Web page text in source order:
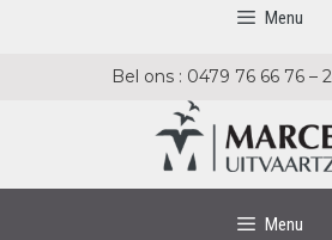
Menu
Bel ons : 0479 76 66 76 –
Menu